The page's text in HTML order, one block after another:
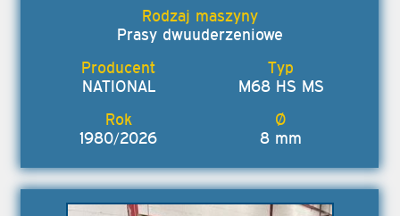
Prasy dwuuderzeniowe
NATIONAL M68 HS MS
1980/2026 8 mm